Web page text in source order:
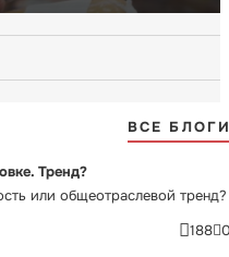
ВСЕ
Тренд?
или общеотраслевой тренд?
188